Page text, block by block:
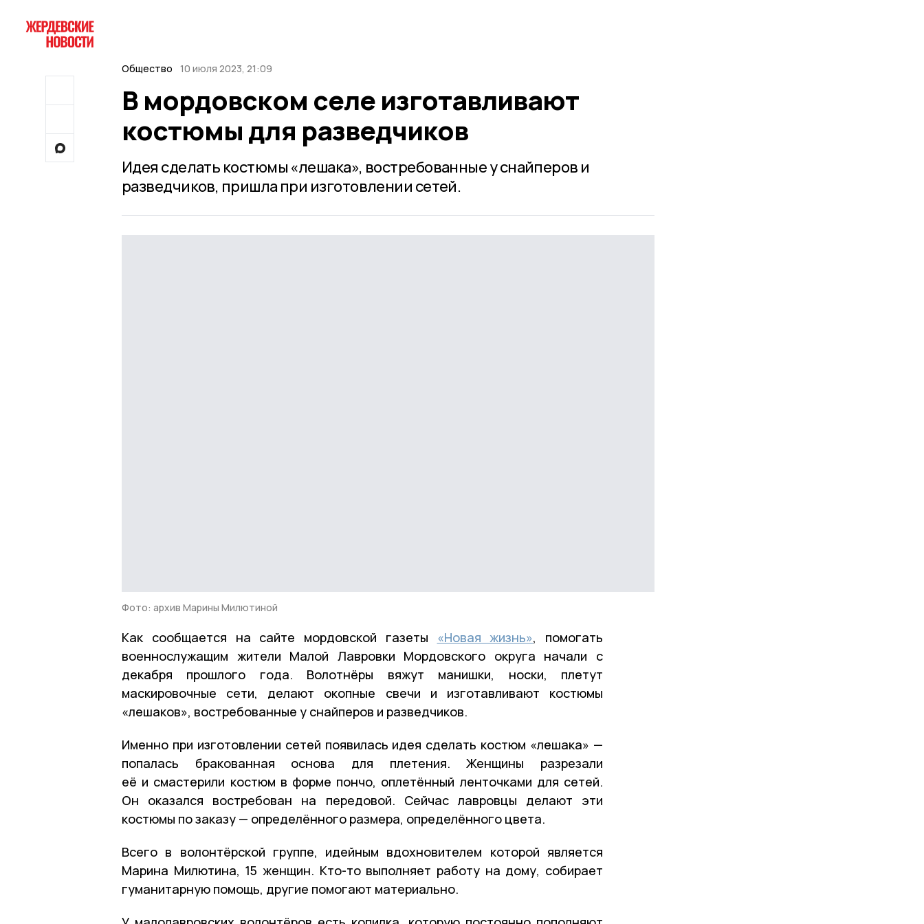
Общество 10 июля 2023, 21:09
В мордовском селе изготавливают
костюмы для разведчиков
Идея сделать костюмы «лешака», востребованные у снайперов и
разведчиков, пришла при изготовлении сетей.
Фото: архив Марины Милютиной
Как сообщается на сайте мордовской газеты «Новая жизнь», помогать
военнослужащим жители Малой Лавровки Мордовского округа начали с
декабря прошлого года. Волотнёры вяжут манишки, носки, плетут
маскировочные сети, делают окопные свечи и изготавливают костюмы
«лешаков», востребованные у снайперов и разведчиков.
Именно при изготовлении сетей появилась идея сделать костюм «лешака» —
попалась бракованная основа для плетения. Женщины разрезали
её и смастерили костюм в форме пончо, оплетённый ленточками для сетей.
Он оказался востребован на передовой. Сейчас лавровцы делают эти
костюмы по заказу — определённого размера, определённого цвета.
Всего в волонтёрской группе, идейным вдохновителем которой является
Марина Милютина, 15 женщин. Кто-то выполняет работу на дому, собирает
гуманитарную помощь, другие помогают материально.